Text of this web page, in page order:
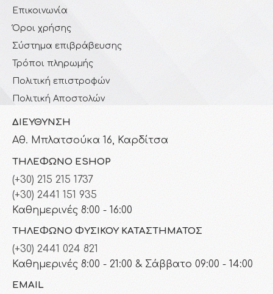
Επικοινωνία
Όροι χρήσης
Σύστημα επιβράβευσης
Τρόποι πληρωμής
Πολιτική επιστροφών
Πολιτική Αποστολών
ΔΙΕΎΘΥΝΣΗ
Αθ. Μπλατσούκα 16, Καρδίτσα
ΤΗΛΈΦΩΝΟ ESHOP
(+30) 215 215 1737
(+30) 2441 151 935
Καθημερινές 8:00 - 16:00
ΤΗΛΈΦΩΝΟ ΦΥΣΙΚΟΎ ΚΑΤΑΣΤΉΜΑΤΟΣ
(+30) 2441 024 821
Καθημερινές 8:00 - 21:00 & Σάββατο 09:00 - 14:00
EMAIL